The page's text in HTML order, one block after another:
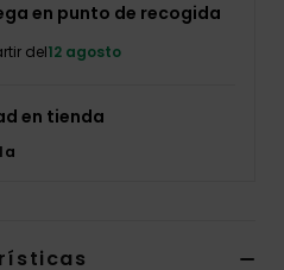
en punto de recogida
del12 agosto
en tienda